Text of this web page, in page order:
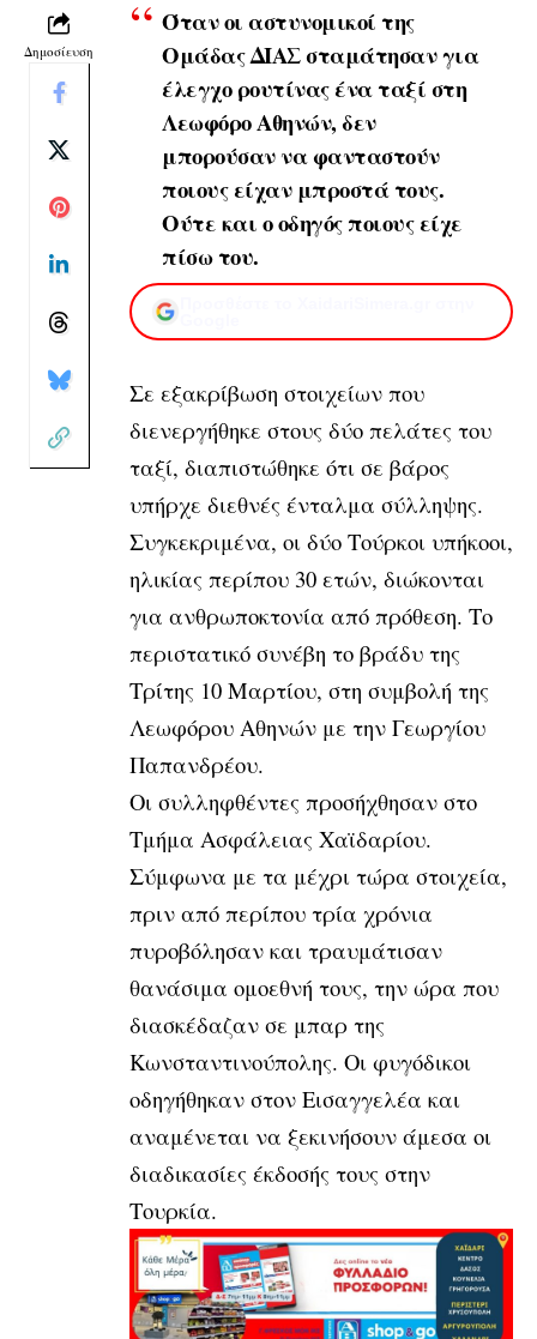
Δημοσίευση
Όταν οι αστυνομικοί της
Ομάδας ΔΙΑΣ σταμάτησαν για
έλεγχο ρουτίνας ένα ταξί στη
Λεωφόρο Αθηνών, δεν
μπορούσαν να φανταστούν
ποιους είχαν μπροστά τους.
Ούτε και ο οδηγός ποιους είχε
πίσω του.
Σε εξακρίβωση στοιχείων που
διενεργήθηκε στους δύο πελάτες του
ταξί, διαπιστώθηκε ότι σε βάρος
υπήρχε διεθνές ένταλμα σύλληψης.
Συγκεκριμένα, οι δύο Τούρκοι υπήκοοι,
ηλικίας περίπου 30 ετών, διώκονται
για ανθρωποκτονία από πρόθεση. Το
περιστατικό συνέβη το βράδυ της
Τρίτης 10 Μαρτίου, στη συμβολή της
Λεωφόρου Αθηνών με την Γεωργίου
Παπανδρέου.
Οι συλληφθέντες προσήχθησαν στο
Τμήμα Ασφάλειας Χαϊδαρίου.
Σύμφωνα με τα μέχρι τώρα στοιχεία,
πριν από περίπου τρία χρόνια
πυροβόλησαν και τραυμάτισαν
θανάσιμα ομοεθνή τους, την ώρα που
διασκέδαζαν σε μπαρ της
Κωνσταντινούπολης. Οι φυγόδικοι
οδηγήθηκαν στον Εισαγγελέα και
αναμένεται να ξεκινήσουν άμεσα οι
διαδικασίες έκδοσής τους στην
Τουρκία.